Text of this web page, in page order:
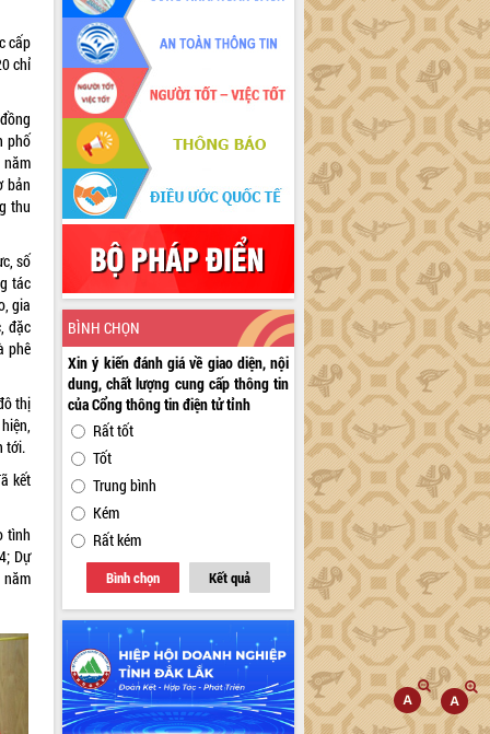
cấp
chỉ
phố
bản
thu
số
tác
gia
đặc
phê
thị
tới.
kết
tình
Dự
năm
BÌNH CHỌN
Xin ý kiến đánh giá về giao diện, nội
dung, chất lượng cung cấp thông tin
của Cổng thông tin điện tử tỉnh
Rất tốt
Tốt
Trung bình
Kém
Rất kém
Bình chọn Kết quả